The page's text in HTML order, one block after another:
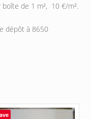
de 1 m², 10 €/m².
dépôt à 8650